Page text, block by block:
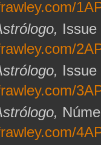
Issue
Issue